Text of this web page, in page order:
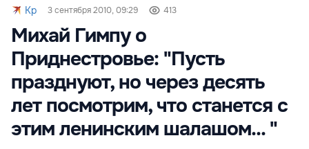
Kp 3 сентября 2010, 09:29 413
Михай Гимпу о
Приднестровье: "Пусть
празднуют, но через десять
лет посмотрим, что станется с
этим ленинским шалашом... "